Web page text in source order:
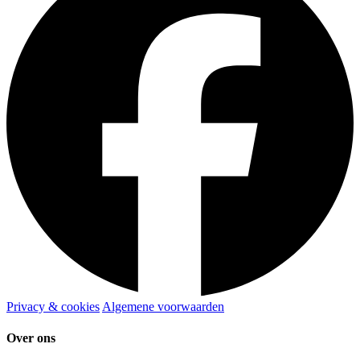
Privacy & cookies Algemene voorwaarden
Over ons